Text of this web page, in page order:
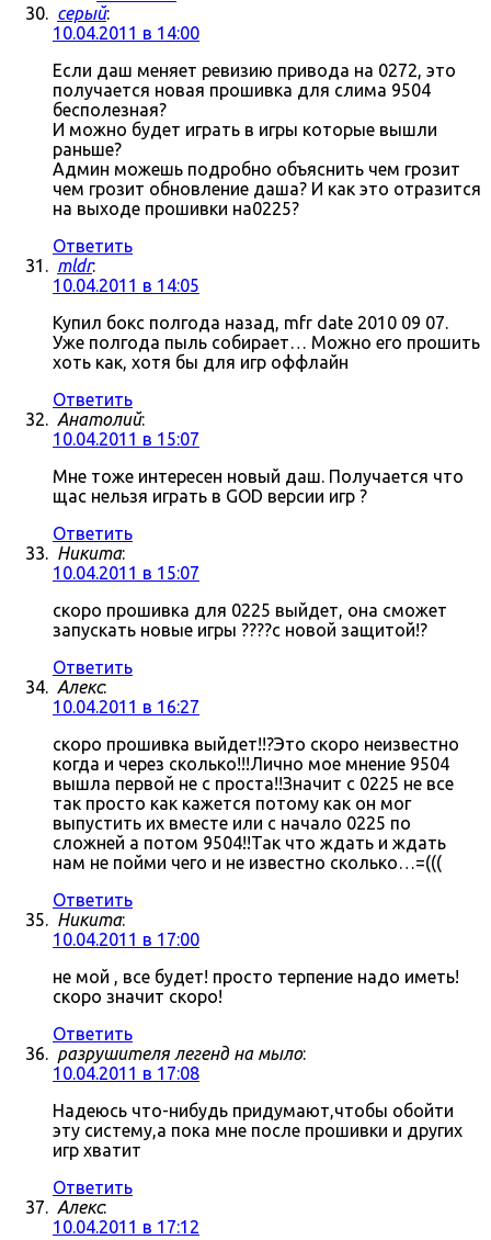
серый:
10.04.2011 в 14:00
Если даш меняет ревизию привода на 0272, это
получается новая прошивка для слима 9504
бесполезная?
И можно будет играть в игры которые вышли
раньше?
Админ можешь подробно объяснить чем грозит
чем грозит обновление даша? И как это отразится
на выходе прошивки на0225?
Ответить
mldr:
10.04.2011 в 14:05
Купил бокс полгода назад, mfr date 2010 09 07.
Уже полгода пыль собирает… Можно его прошить
хоть как, хотя бы для игр оффлайн
Ответить
Анатолий:
10.04.2011 в 15:07
Мне тоже интересен новый даш. Получается что
щас нельзя играть в GOD версии игр ?
Ответить
Никита:
10.04.2011 в 15:07
скоро прошивка для 0225 выйдет, она сможет
запускать новые игры ????с новой защитой!?
Ответить
Алекс:
10.04.2011 в 16:27
скоро прошивка выйдет!!?Это скоро неизвестно
когда и через сколько!!!Лично мое мнение 9504
вышла первой не с проста!!Значит с 0225 не все
так просто как кажется потому как он мог
выпустить их вместе или с начало 0225 по
сложней а потом 9504!!Так что ждать и ждать
нам не пойми чего и не известно сколько…=(((
Ответить
Никита:
10.04.2011 в 17:00
не мой , все будет! просто терпение надо иметь!
скоро значит скоро!
Ответить
разрушителя легенд на мыло:
10.04.2011 в 17:08
Надеюсь что-нибудь придумают,чтобы обойти
эту систему,а пока мне после прошивки и других
игр хватит
Ответить
Алекс:
10.04.2011 в 17:12